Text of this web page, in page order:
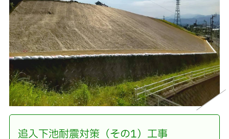
追入下池耐震対策（その1）工事